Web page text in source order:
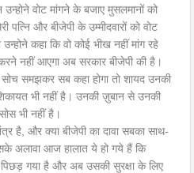
वोट मांगने के बजाए मुसलमानों को
पत्नि और बीजेपी के उम्मीदवारों को वोट
उन्होने कहा कि वो कोई भीख नहीं मांग रहे
नहीं आएगा अब सरकार बीजेपी की है।
सोच समझकर सब कहा होगा तो शायद उनकी
भी नहीं है। उनकी ज़ुबान से उनकी
भी नहीं है।
है, और क्या बीजेपी का दावा सबका साथ-
अलावा आज हालात ये हो गये हैं कि
गया है और अब उसकी सुरक्षा के लिए